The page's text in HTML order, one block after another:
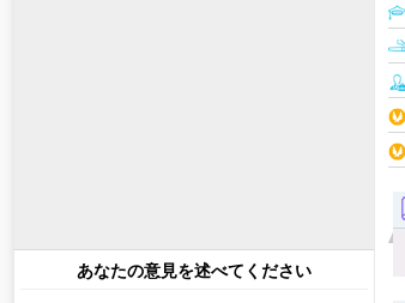
あなたの意見を述べてください